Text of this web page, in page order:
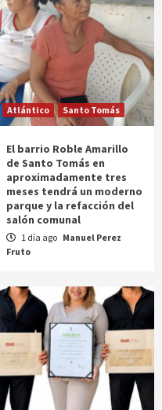
Atlántico Santo Tomás
El barrio Roble Amarillo
de Santo Tomás en
aproximadamente tres
meses tendrá un moderno
parque y la refacción del
salón comunal
1 día ago Manuel Perez
Fruto